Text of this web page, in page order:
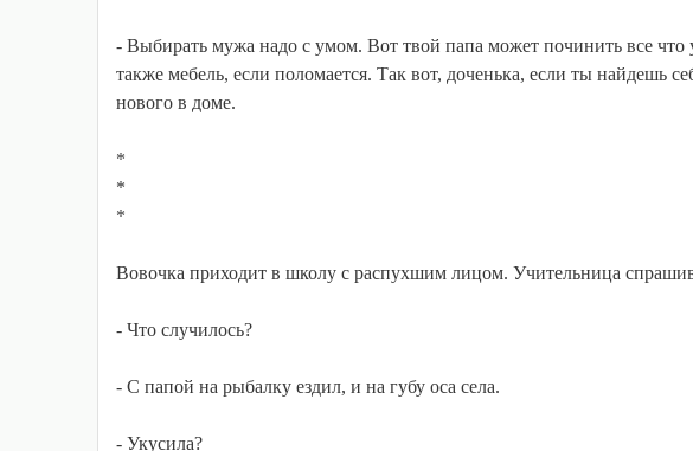
- Выбирать мужа надо с умом. Вот твой папа может починить все что
также мебель, если поломается. Так вот, доченька, если ты найдешь
нового в доме.
*
*
*
Вовочка приходит в школу с распухшим лицом. Учительница
- Что случилось?
- С папой на рыбалку ездил, и на губу оса села.
- Укусила?